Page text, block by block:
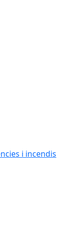
i incendis